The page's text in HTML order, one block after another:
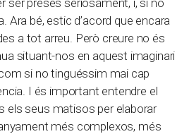
Ara bé, estic d’acord que encara
a tot arreu. Però creure no és
situant-nos en aquest imaginari
si no tinguéssim mai cap
I és important entendre el
els seus matisos per elaborar
més complexos, més